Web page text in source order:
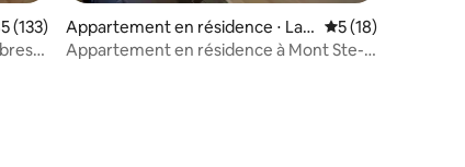
: 4,81 sur 5
moyenne sur la base de 133 commentaires : 4,85 sur 5
(133)
Appartement en résidence ⋅ Lac
-Sainte-Marie
Évaluation
5 (18)
Appartement en résidence à Mont Ste-